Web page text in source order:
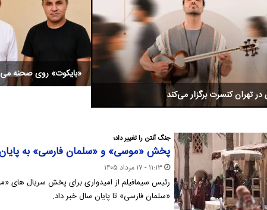
تهران کنسرت برگزار می‌کند
«بایکوت» روی صحنه
جنگ آنتن را تغییر داد؛
پخش «موسی» و «سلمان فارسی» به
۱۱:۱۳ - ۱۷ مرداد ۱۴۰۵
رئیس سیمافیلم از امیدواری برای پخش سریال های
«سلمان فارسی» تا پایان سال خبر داد.